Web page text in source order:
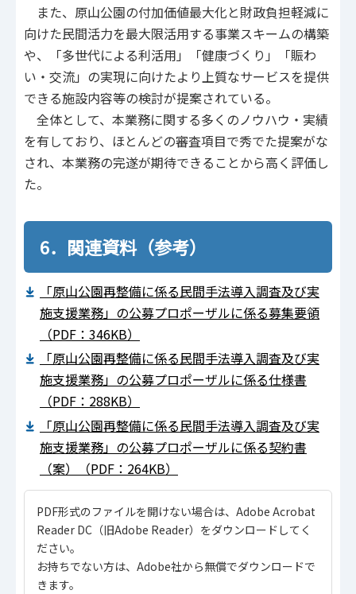
また、原山公園の付加価値最大化と財政負担軽減に
向けた民間活力を最大限活用する事業スキームの構築
や、「多世代による利活用」「健康づくり」「賑わ
い・交流」の実現に向けたより上質なサービスを提供
できる施設内容等の検討が提案されている。
全体として、本業務に関する多くのノウハウ・実績
を有しており、ほとんどの審査項目で秀でた提案がな
され、本業務の完遂が期待できることから高く評価し
た。
6．関連資料（参考）
「原山公園再整備に係る民間手法導入調査及び実
施支援業務」の公募プロポーザルに係る募集要領
（PDF：346KB）
「原山公園再整備に係る民間手法導入調査及び実
施支援業務」の公募プロポーザルに係る仕様書
（PDF：288KB）
「原山公園再整備に係る民間手法導入調査及び実
施支援業務」の公募プロポーザルに係る契約書
（案）（PDF：264KB）
PDF形式のファイルを開けない場合は、Adobe Acrobat
Reader DC（旧Adobe Reader）をダウンロードしてく
ださい。
お持ちでない方は、Adobe社から無償でダウンロードで
きます。